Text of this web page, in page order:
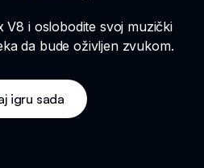
V8 i oslobodite svoj muzički
da bude oživljen zvukom.
igru sada